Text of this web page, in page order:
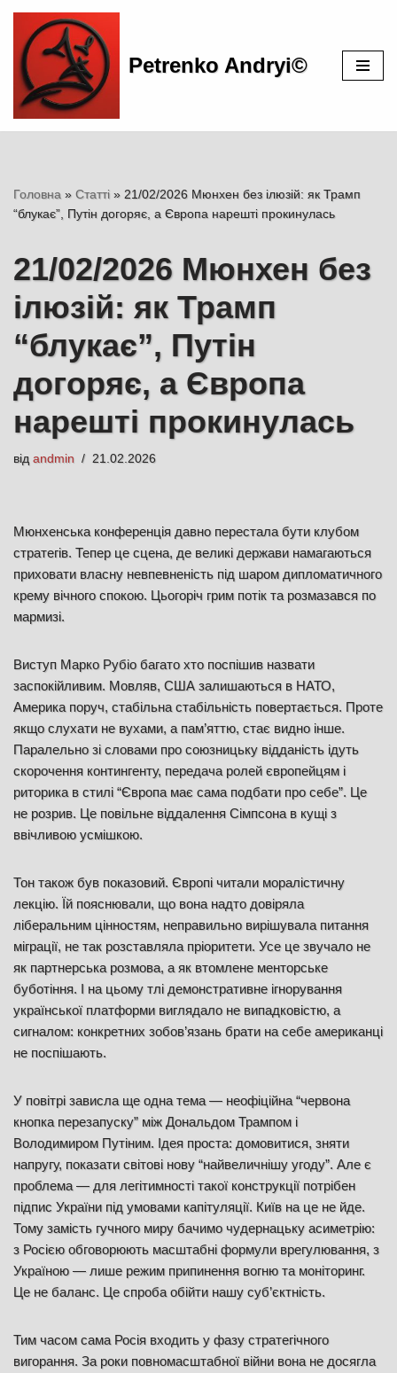
Перейти
до
вмісту
Petrenko Andryi©
Головна » Статті » 21/02/2026 Мюнхен без ілюзій: як Трамп
“блукає”, Путін догоряє, а Європа нарешті прокинулась
21/02/2026 Мюнхен без
ілюзій: як Трамп
“блукає”, Путін
догоряє, а Європа
нарешті прокинулась
від andmin 21.02.2026
Мюнхенська конференція давно перестала бути клубом
стратегів. Тепер це сцена, де великі держави намагаються
приховати власну невпевненість під шаром дипломатичного
крему вічного спокою. Цьогоріч грим потік та розмазався по
мармизі.
Виступ Марко Рубіо багато хто поспішив назвати
заспокійливим. Мовляв, США залишаються в НАТО,
Америка поруч, стабільна стабільність повертається. Проте
якщо слухати не вухами, а пам’яттю, стає видно інше.
Паралельно зі словами про союзницьку відданість ідуть
скорочення контингенту, передача ролей європейцям і
риторика в стилі “Європа має сама подбати про себе”. Це
не розрив. Це повільне віддалення Сімпсона в кущі з
ввічливою усмішкою.
Тон також був показовий. Європі читали моралістичну
лекцію. Їй пояснювали, що вона надто довіряла
ліберальним цінностям, неправильно вирішувала питання
міграції, не так розставляла пріоритети. Усе це звучало не
як партнерська розмова, а як втомлене менторське
буботіння. І на цьому тлі демонстративне ігнорування
української платформи виглядало не випадковістю, а
сигналом: конкретних зобов’язань брати на себе американці
не поспішають.
У повітрі зависла ще одна тема — неофіційна “червона
кнопка перезапуску” між Дональдом Трампом і
Володимиром Путіним. Ідея проста: домовитися, зняти
напругу, показати світові нову “найвеличнішу угоду”. Але є
проблема — для легітимності такої конструкції потрібен
підпис України під умовами капітуляції. Київ на це не йде.
Тому замість гучного миру бачимо чудернацьку асиметрію:
з Росією обговорюють масштабні формули врегулювання, з
Україною — лише режим припинення вогню та моніторинг.
Це не баланс. Це спроба обійти нашу суб’єктність.
Тим часом сама Росія входить у фазу стратегічного
вигорання. За роки повномасштабної війни вона не досягла